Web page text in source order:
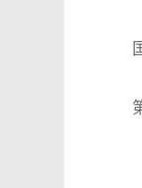
国
第